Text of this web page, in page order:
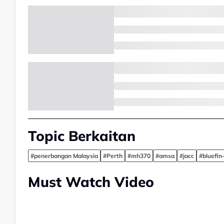
Topic Berkaitan
#penerbangan Malaysia #Perth #mh370 #amsa #jacc
Must Watch Video